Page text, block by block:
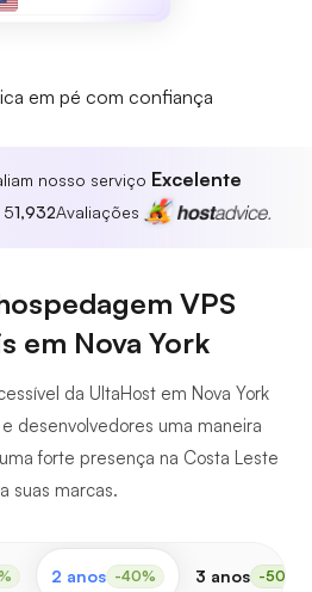
nosso serviço Excelente
1,932Avaliações
VPS
em Nova York
da UltaHost em Nova York
desenvolvedores uma maneira
forte presença na Costa Leste
suas marcas.
2 anos -40% 3 anos -50%